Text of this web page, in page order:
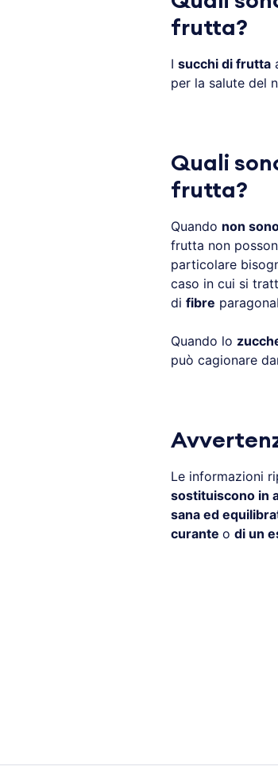
frutta?
I succhi di frutta
per la salute del
Quali
frutta?
Quando non
frutta non
particolare
caso in cui si
di fibre
Quando lo
può cagionare
Le informazioni
sostituiscono in
sana ed
curante o di un